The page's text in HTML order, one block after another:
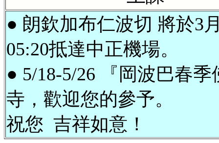
● 朗欽加布仁波切 將於3
05:20抵達中正機場。
● 5/18-5/26 『岡波巴春
寺，歡迎您的參予。
祝您 吉祥如意！